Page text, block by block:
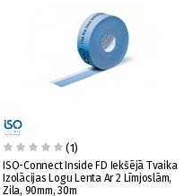
(1)
ISO-Connect Inside FD Iekšējā Tvaika
Izolācijas Logu Lenta Ar 2 Līmjoslām,
Zila, 90mm, 30m